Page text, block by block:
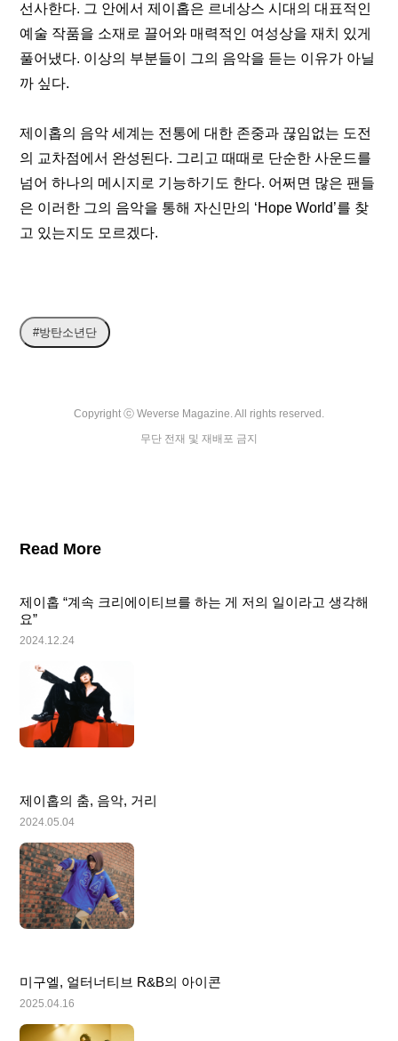
선사한다. 그 안에서 제이홉은 르네상스 시대의 대표적인
예술 작품을 소재로 끌어와 매력적인 여성상을 재치 있게
풀어냈다. 이상의 부분들이 그의 음악을 듣는 이유가 아닐
까 싶다.
제이홉의 음악 세계는 전통에 대한 존중과 끊임없는 도전
의 교차점에서 완성된다. 그리고 때때로 단순한 사운드를
넘어 하나의 메시지로 기능하기도 한다. 어쩌면 많은 팬들
은 이러한 그의 음악을 통해 자신만의 ‘Hope World’를 찾
고 있는지도 모르겠다.
#방탄소년단
Copyright ⓒ Weverse Magazine. All rights reserved.
무단 전재 및 재배포 금지
Read More
제이홉 “계속 크리에이티브를 하는 게 저의 일이라고 생각해
요”
2024.12.24
제이홉의 춤, 음악, 거리
2024.05.04
미구엘, 얼터너티브 R&B의 아이콘
2025.04.16